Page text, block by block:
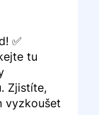
✅
tu
Zjistíte,
vyzkoušet